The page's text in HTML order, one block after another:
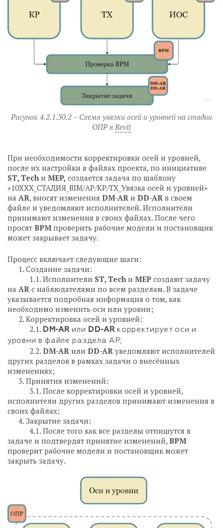
Рисунок 4.2.1.30.2 – Схема увязки осей и уровней на стадии
ОПР в Revit
При необходимости корректировки осей и уровней,
после их настройки в файлах проекта, по инициативе
ST, Techи MEP, создается задача по шаблону
«10ХХХ_СТАДИЯ_BIM/АР/КР/ТХ_Увязка осей и уровней»
на AR, вносят изменения DM-AR и DD-AR в своем
файле и уведомляют исполнителей. Исполнители
принимают изменения в своих файлах. После чего
просят BPM проверить рабочие модели и постановщик
может закрывает задачу.
Процесс включает следующие шаги:
⠀⠀1. Создание задачи:
⠀⠀⠀⠀1.1. Исполнители ST, Tech и MEP создают задачу
на AR с наблюдателями по всем разделам. В задаче
указывается подробная информация о том, как
необходимо изменить оси или уровни;
⠀⠀2. Корректировка осей и уровней:
⠀⠀⠀⠀2.1. DM-AR или DD-AR корректирует оси и
уровни в файле раздела АР;
⠀⠀⠀⠀2.2. DM-AR или DD-AR уведомляют исполнителей
других разделов в рамках задачи о внесённых
изменениях;
⠀⠀3. Принятия изменений:
⠀⠀⠀⠀3.1. После корректировки осей и уровней,
исполнители других разделов принимают изменения в
своих файлах;
⠀⠀4. Закрытие задачи:
⠀⠀⠀⠀4.1. После того как все разделы отпишутся в
задаче и подтвердят принятие изменений, BPM
проверит рабочие модели и постановщик может
закрыть задачу.